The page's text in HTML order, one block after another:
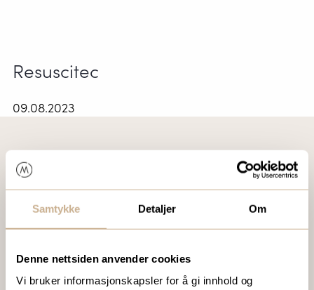
Samtykke Detaljer Om
Denne nettsiden anvender cookies
Vi bruker informasjonskapsler for å gi innhold og
Resuscitec
09.08.2023
VIL DU VITE MER OM VÅRE PRODUKTER?
Ta kontakt med en av våre medarbeidere, eller send en e-
ortomedic@ortomedic.no
Ta kontakt